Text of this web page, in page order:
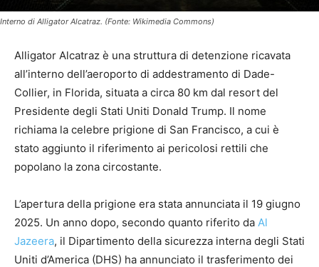
Interno di Alligator Alcatraz. (Fonte: Wikimedia Commons)
Alligator Alcatraz è una struttura di detenzione ricavata
all’interno dell’aeroporto di addestramento di Dade-
Collier, in Florida, situata a circa 80 km dal resort del
Presidente degli Stati Uniti Donald Trump. Il nome
richiama la celebre prigione di San Francisco, a cui è
stato aggiunto il riferimento ai pericolosi rettili che
popolano la zona circostante.
L’apertura della prigione era stata annunciata il 19 giugno
2025. Un anno dopo, secondo quanto riferito da Al
Jazeera, il Dipartimento della sicurezza interna degli Stati
Uniti d’America (DHS) ha annunciato il trasferimento dei